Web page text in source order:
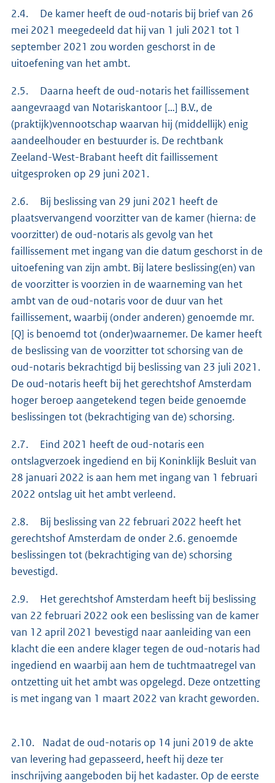
2.4. De kamer heeft de oud-notaris bij brief van 26
mei 2021 meegedeeld dat hij van 1 juli 2021 tot 1
september 2021 zou worden geschorst in de
uitoefening van het ambt.
2.5. Daarna heeft de oud-notaris het faillissement
aangevraagd van Notariskantoor […] B.V., de
(praktijk)vennootschap waarvan hij (middellijk) enig
aandeelhouder en bestuurder is. De rechtbank
Zeeland-West-Brabant heeft dit faillissement
uitgesproken op 29 juni 2021.
2.6. Bij beslissing van 29 juni 2021 heeft de
plaatsvervangend voorzitter van de kamer (hierna: de
voorzitter) de oud-notaris als gevolg van het
faillissement met ingang van die datum geschorst in de
uitoefening van zijn ambt. Bij latere beslissing(en) van
de voorzitter is voorzien in de waarneming van het
ambt van de oud-notaris voor de duur van het
faillissement, waarbij (onder anderen) genoemde mr.
[Q] is benoemd tot (onder)waarnemer. De kamer heeft
de beslissing van de voorzitter tot schorsing van de
oud-notaris bekrachtigd bij beslissing van 23 juli 2021.
De oud-notaris heeft bij het gerechtshof Amsterdam
hoger beroep aangetekend tegen beide genoemde
beslissingen tot (bekrachtiging van de) schorsing.
2.7. Eind 2021 heeft de oud-notaris een
ontslagverzoek ingediend en bij Koninklijk Besluit van
28 januari 2022 is aan hem met ingang van 1 februari
2022 ontslag uit het ambt verleend.
2.8. Bij beslissing van 22 februari 2022 heeft het
gerechtshof Amsterdam de onder 2.6. genoemde
beslissingen tot (bekrachtiging van de) schorsing
bevestigd.
2.9. Het gerechtshof Amsterdam heeft bij beslissing
van 22 februari 2022 ook een beslissing van de kamer
van 12 april 2021 bevestigd naar aanleiding van een
klacht die een andere klager tegen de oud-notaris had
ingediend en waarbij aan hem de tuchtmaatregel van
ontzetting uit het ambt was opgelegd. Deze ontzetting
is met ingang van 1 maart 2022 van kracht geworden.
2.10. Nadat de oud-notaris op 14 juni 2019 de akte
van levering had gepasseerd, heeft hij deze ter
inschrijving aangeboden bij het kadaster. Op de eerste